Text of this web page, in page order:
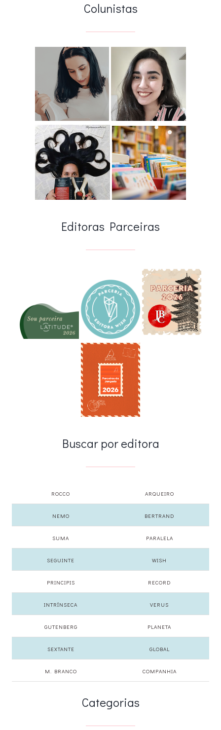
Colunistas
Editoras Parceiras
Buscar por editora
ROCCO ARQUEIRO
NEMO BERTRAND
SUMA PARALELA
SEGUINTE WISH
PRINCIPIS RECORD
INTRÍNSECA VERUS
GUTENBERG PLANETA
SEXTANTE GLOBAL
M. BRANCO COMPANHIA
Categorias